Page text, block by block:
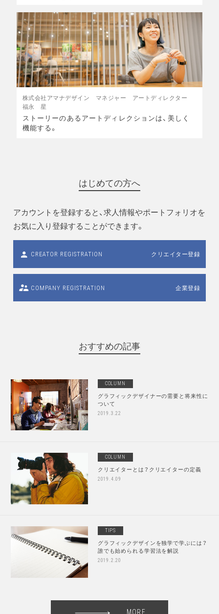
株式会社アマナデザイン マネジャー アートディレクター
福永 星
ストーリーのあるアートディレクションは、美しく
機能する。
はじめての方へ
アカウントを登録すると、求人情報やポートフォリオを
お気に入り登録することができます。
CREATOR REGISTRATION クリエイター登録
COMPANY REGISTRATION 企業登録
おすすめの記事
COLUMN
グラフィックデザイナーの需要と将来性に
ついて
2019.3.22
COLUMN
クリエイターとは？クリエイターの定義
2019.4.09
TIPS
グラフィックデザインを独学で学ぶには？
誰でも始められる学習法を解説
2019.2.20
MORE